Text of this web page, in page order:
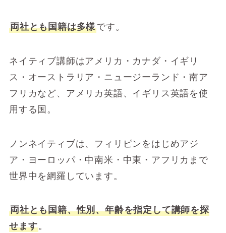
両社とも国籍は多様です。
ネイティブ講師はアメリカ・カナダ・イギリ
ス・オーストラリア・ニュージーランド・南ア
フリカなど、アメリカ英語、イギリス英語を使
用する国。
ノンネイティブは、フィリピンをはじめアジ
ア・ヨーロッパ・中南米・中東・アフリカまで
世界中を網羅しています。
両社とも国籍、性別、年齢を指定して講師を探
せます。